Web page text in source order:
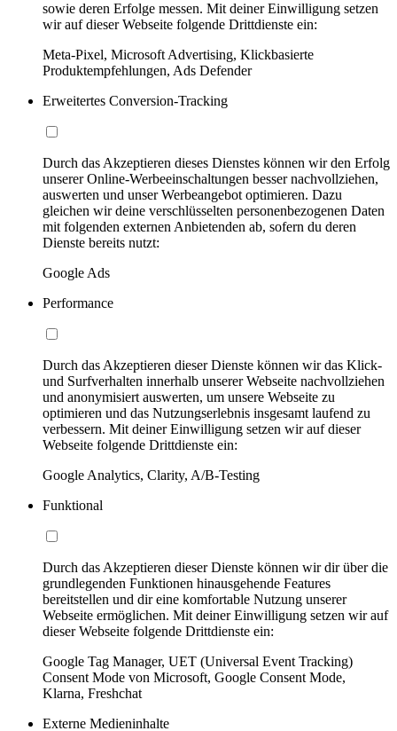
sowie deren Erfolge messen. Mit deiner Einwilligung setzen
wir auf dieser Webseite folgende Drittdienste ein:
Meta-Pixel, Microsoft Advertising, Klickbasierte
Produktempfehlungen, Ads Defender
Erweitertes Conversion-Tracking
Durch das Akzeptieren dieses Dienstes können wir den Erfolg
unserer Online-Werbeeinschaltungen besser nachvollziehen,
auswerten und unser Werbeangebot optimieren. Dazu
gleichen wir deine verschlüsselten personenbezogenen Daten
mit folgenden externen Anbietenden ab, sofern du deren
Dienste bereits nutzt:
Google Ads
Performance
Durch das Akzeptieren dieser Dienste können wir das Klick-
und Surfverhalten innerhalb unserer Webseite nachvollziehen
und anonymisiert auswerten, um unsere Webseite zu
optimieren und das Nutzungserlebnis insgesamt laufend zu
verbessern. Mit deiner Einwilligung setzen wir auf dieser
Webseite folgende Drittdienste ein:
Google Analytics, Clarity, A/B-Testing
Funktional
Durch das Akzeptieren dieser Dienste können wir dir über die
grundlegenden Funktionen hinausgehende Features
bereitstellen und dir eine komfortable Nutzung unserer
Webseite ermöglichen. Mit deiner Einwilligung setzen wir auf
dieser Webseite folgende Drittdienste ein:
Google Tag Manager, UET (Universal Event Tracking)
Consent Mode von Microsoft, Google Consent Mode,
Klarna, Freshchat
Externe Medieninhalte